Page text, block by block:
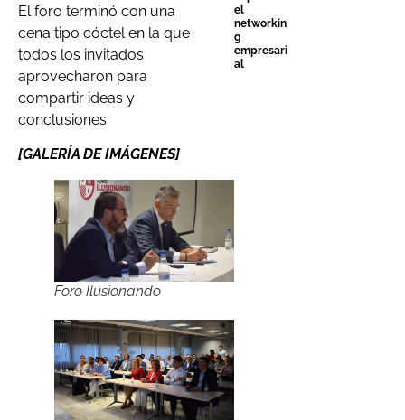
El foro terminó con una
cena tipo cóctel en la que
todos los invitados
aprovecharon para
compartir ideas y
conclusiones.
[GALERÍA DE IMÁGENES]
Foro Ilusionando
el
networkin
g
empresari
al